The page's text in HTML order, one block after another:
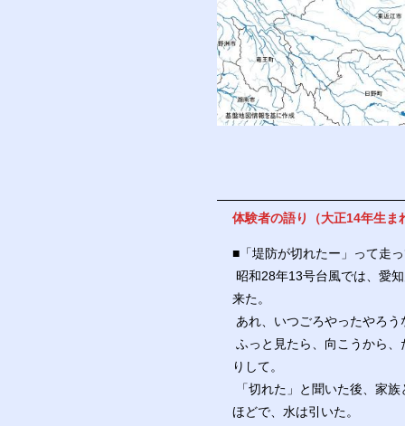
体験者の語り（大正14年生ま
■「堤防が切れたー」って走
昭和28年13号台風では、愛
来た。
あれ、いつごろやったやろ
ふっと見たら、向こうから
りして。
「切れた」と聞いた後、家
ほどで、水は引いた。